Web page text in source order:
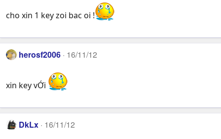
cho xin 1 key zoi bac oi !
herosf2006 16/11/12
xin key vỚi
DkLx 16/11/12